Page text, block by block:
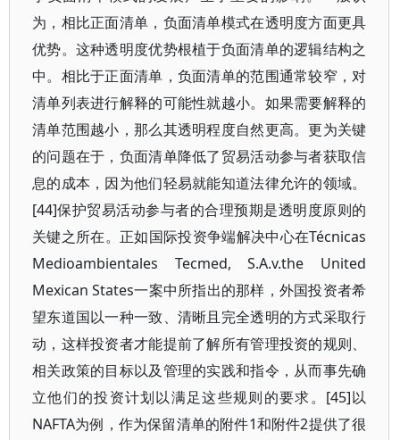
为，相比正面清单，负面清单模式在透明度方面更具
优势。这种透明度优势根植于负面清单的逻辑结构之
中。相比于正面清单，负面清单的范围通常较窄，对
清单列表进行解释的可能性就越小。如果需要解释的
清单范围越小，那么其透明程度自然更高。更为关键
的问题在于，负面清单降低了贸易活动参与者获取信
息的成本，因为他们轻易就能知道法律允许的领域。
[44]保护贸易活动参与者的合理预期是透明度原则的
关键之所在。正如国际投资争端解决中心在Técnicas
Medioambientales Tecmed, S.A.v.the United
Mexican States一案中所指出的那样，外国投资者希
望东道国以一种一致、清晰且完全透明的方式采取行
动，这样投资者才能提前了解所有管理投资的规则、
相关政策的目标以及管理的实践和指令，从而事先确
立他们的投资计划以满足这些规则的要求。[45]以
NAFTA为例，作为保留清单的附件1和附件2提供了很